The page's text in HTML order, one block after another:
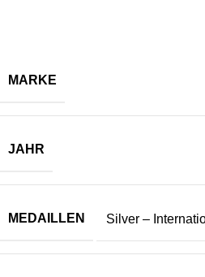
MARKE
JAHR
MEDAILLEN Silver –